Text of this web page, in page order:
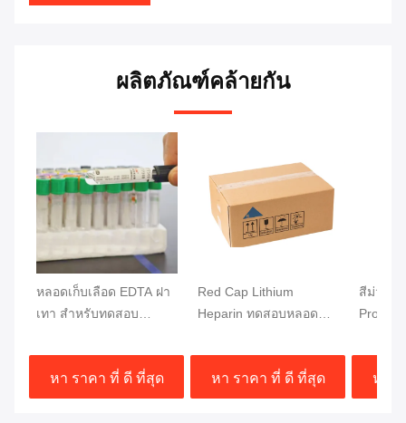
ผลิตภัณฑ์คล้ายกัน
หลอดเก็บเลือด EDTA ฝา
เทา สำหรับทดสอบ
13x75 มม. ตัวอย่างเลือด
หา ราคา ที่ ดี ที่สุด
Red Cap Lithium
Heparin ทดสอบหลอด
อย่างรวดเร็ว
หา ราคา ที่ ดี ที่สุด
สีม่วง
การตรว
หา